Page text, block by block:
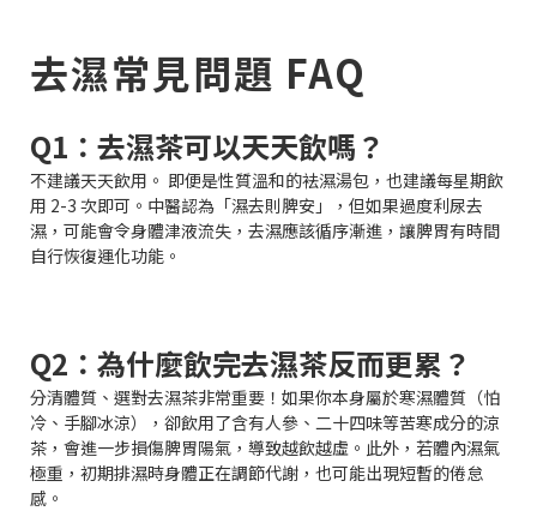
去濕常見問題 FAQ
Q1：去濕茶可以天天飲嗎？
不建議天天飲用。 即便是性質溫和的袪濕湯包，也建議每星期飲
用 2-3 次即可。中醫認為「濕去則脾安」，但如果過度利尿去
濕，可能會令身體津液流失，去濕應該循序漸進，讓脾胃有時間
自行恢復運化功能。
Q2：為什麼飲完去濕茶反而更累？
分清體質、選對去濕茶非常重要！如果你本身屬於寒濕體質（怕
冷、手腳冰涼），卻飲用了含有人參、二十四味等苦寒成分的涼
茶，會進一步損傷脾胃陽氣，導致越飲越虛。此外，若體內濕氣
極重，初期排濕時身體正在調節代謝，也可能出現短暫的倦怠
感。